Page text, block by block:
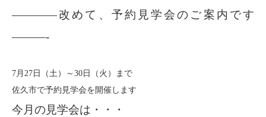
————改めて、予約見学会のご案内です
———-
7月27日（土）～30日（火）まで
佐久市で予約見学会を開催します
今月の見学会は・・・